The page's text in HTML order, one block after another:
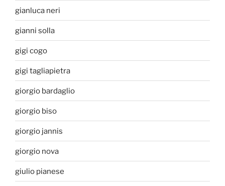
gianluca neri
gianni solla
gigi cogo
gigi tagliapietra
giorgio bardaglio
giorgio biso
giorgio jannis
giorgio nova
giulio pianese